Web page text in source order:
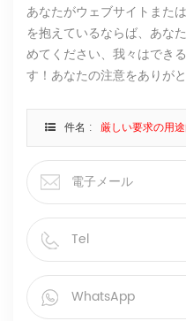
あなたがウェブサイトまた
を抱えているならば、あな
めてください、我々はでき
す！あなたの注意をありが
件名 : 厳しい要求の用